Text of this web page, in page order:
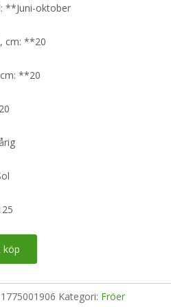
**Juni-oktober
cm: **20
**20
köp
Kategori: Fröer